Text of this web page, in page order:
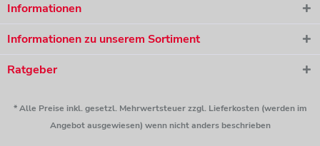
unverbindlich.
Anfrage absenden
Informationen
Informationen zu unserem Sortiment
Ratgeber
* Alle Preise inkl. gesetzl. Mehrwertsteuer zzgl. Lieferkosten (werden im
Angebot ausgewiesen) wenn nicht anders beschrieben